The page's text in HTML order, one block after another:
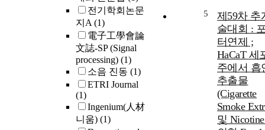
전기학회논문
지A(1)
電子工學會論
文誌-SP (Signal
processing) (1)
소음 진동 (1)
ETRI Journal
(1)
Ingenium(人材
니움) (1)
5
제59차 추
술대회 :
터연제 ;
HaCaT 세
주에서 흡
추출물
(Cigarette
Smoke
및